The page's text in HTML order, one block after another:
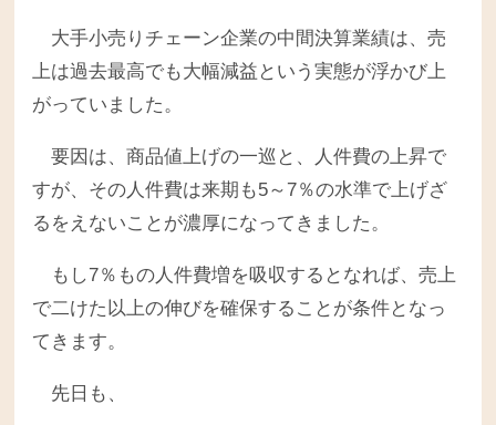
大手小売りチェーン企業の中間決算業績は、売
上は過去最高でも大幅減益という実態が浮かび上
がっていました。
要因は、商品値上げの一巡と、人件費の上昇で
すが、その人件費は来期も5～7％の水準で上げざ
るをえないことが濃厚になってきました。
もし7％もの人件費増を吸収するとなれば、売上
で二けた以上の伸びを確保することが条件となっ
てきます。
先日も、